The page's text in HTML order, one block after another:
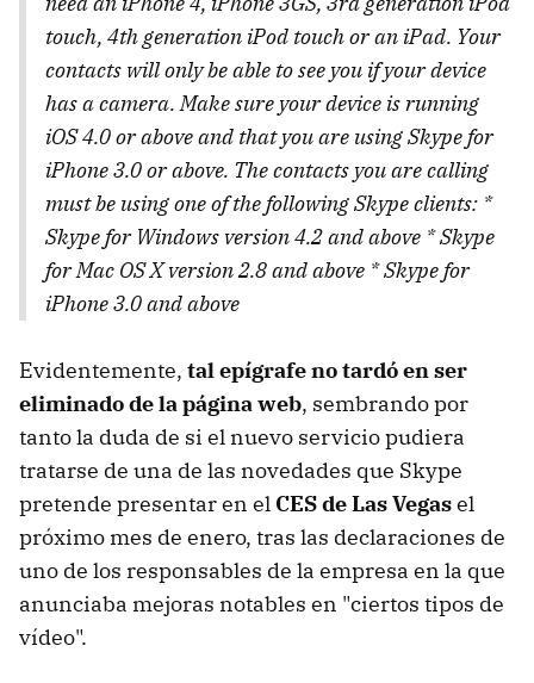
touch, 4th generation iPod touch or an iPad. Your
contacts will only be able to see you if your device
has a camera. Make sure your device is running
iOS 4.0 or above and that you are using Skype for
iPhone 3.0 or above. The contacts you are calling
must be using one of the following Skype clients: *
Skype for Windows version 4.2 and above * Skype
for Mac OS X version 2.8 and above * Skype for
iPhone 3.0 and above
Evidentemente, tal epígrafe no tardó en ser
eliminado de la página web, sembrando por
tanto la duda de si el nuevo servicio pudiera
tratarse de una de las novedades que Skype
pretende presentar en el CES de Las Vegasel
próximo mes de enero, tras las declaraciones de
uno de los responsables de la empresa en la que
anunciaba mejoras notables en "ciertos tipos de
vídeo".